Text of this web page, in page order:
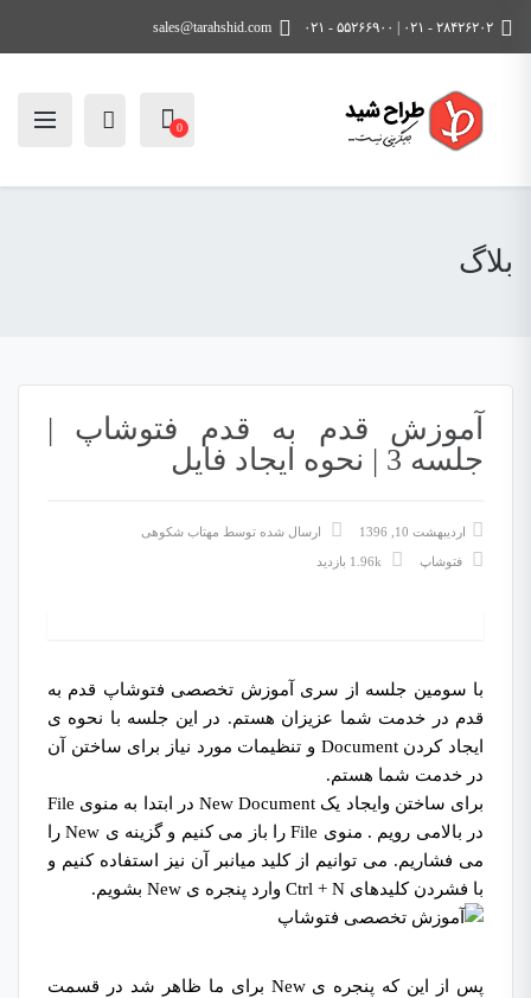
۲۸۴۲۶۲۰۲ - ۰۲۱ | ۵۵۲۶۶۹۰۰ - ۰۲۱ sales@tarahshid.com
0
بلاگ
آموزش قدم به قدم فتوشاپ |
جلسه 3 | نحوه ایجاد فایل
اردیبهشت 10, 1396 ارسال شده توسط مهتاب شکوهی
فتوشاپ
با سومین جلسه از سری آموزش تخصصی فتوشاپ قدم به
قدم در خدمت شما عزیزان هستم. در این جلسه با نحوه ی
ایجاد کردن Document و تنظیمات مورد نیاز برای ساختن آن
در خدمت شما هستم.
برای ساختن وایجاد یک New Document در ابتدا به منوی File
در بالامی رویم . منوی File را باز می کنیم و گزینه ی New را
می فشاریم. می توانیم از کلید میانبر آن نیز استفاده کنیم و
با فشردن کلیدهای Ctrl + N وارد پنجره ی New بشویم.
پس از این که پنجره ی New برای ما ظاهر شد در قسمت